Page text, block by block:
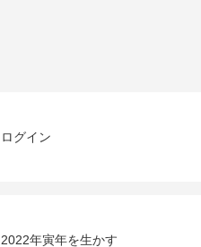
ログイン
2022年寅年を生かす